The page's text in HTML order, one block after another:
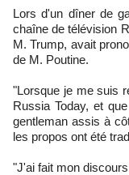
Lors d'un dîner de
chaîne de télévision
M. Trump, avait
de M. Poutine.
"Lorsque je me suis
Russia Today, et
gentleman assis à
les propos ont été
"J'ai fait mon